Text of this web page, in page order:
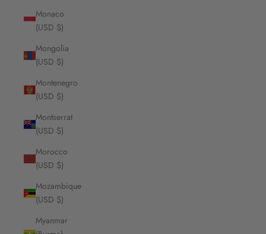
Monaco
(USD $)
Mongolia
(USD $)
Montenegro
(USD $)
Montserrat
(USD $)
Morocco
(USD $)
Mozambique
(USD $)
Myanmar